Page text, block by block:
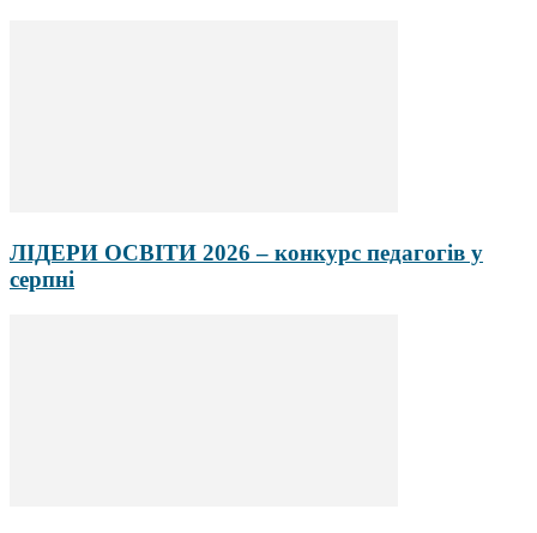
ЛІДЕРИ ОСВІТИ 2026 – конкурс педагогів у
серпні